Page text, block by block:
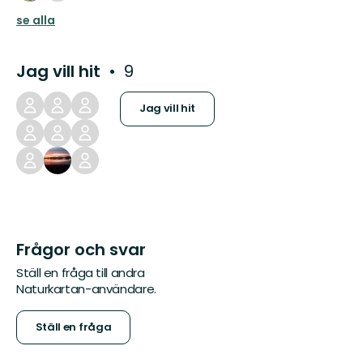
se alla
Jag vill hit 9
Jag vill hit
Frågor och svar
Ställ en fråga till andra
Naturkartan-användare.
Ställ en fråga